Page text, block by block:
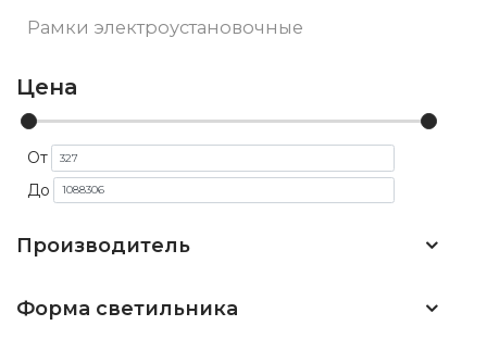
Рамки электроустановочные
Цена
От
До
Производитель
Форма светильника